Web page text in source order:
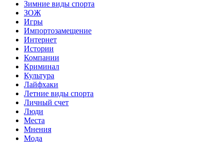
Зимние виды спорта
ЗОЖ
Игры
Импортозамещение
Интернет
Истории
Компании
Криминал
Культура
Лайфхаки
Летние виды спорта
Личный счет
Люди
Места
Мнения
Мода